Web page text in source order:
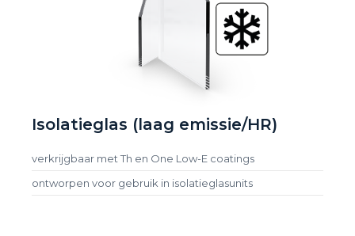
Isolatieglas (laag emissie/HR)
verkrijgbaar met Th en One Low-E coatings
ontworpen voor gebruik in isolatieglasunits